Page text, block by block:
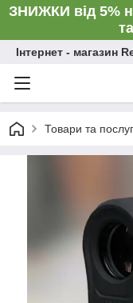
ЗНИЖКИ від 5%
Інтернет - магазин
Товари та